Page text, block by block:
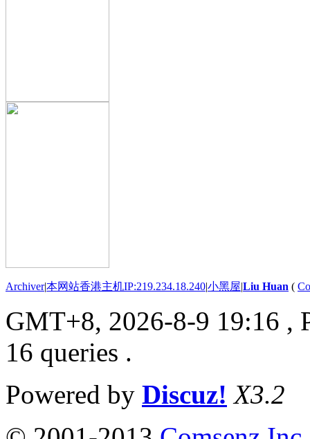
Archiver|本网站香港主机IP:219.234.18.240|小黑屋|Liu Huan (
GMT+8, 2026-8-9 19:16 ,
16 queries .
Powered by Discuz! X3.2